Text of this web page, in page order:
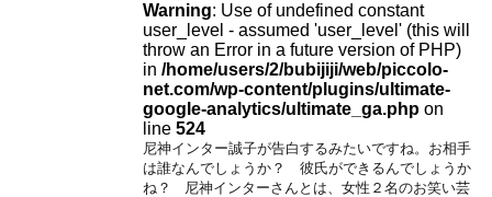
Warning: Use of undefined constant
user_level - assumed 'user_level' (this will
throw an Error in a future version of PHP)
in /home/users/2/bubijiji/web/piccolo-
net.com/wp-content/plugins/ultimate-
google-analytics/ultimate_ga.php on
line 524
尼神インター誠子が告白するみたいですね。お相手
は誰なんでしょうか？ 彼氏ができるんでしょうか
ね？ 尼神インターさんとは、女性２名のお笑い芸